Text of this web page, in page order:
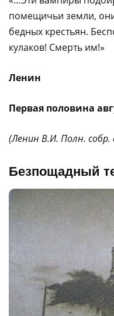
помещичьи земли,
бедных крестьян.
кулаков! Смерть им!»
Ленин
Первая половина
(Ленин В.И. Полн. собр.
Безпощадный